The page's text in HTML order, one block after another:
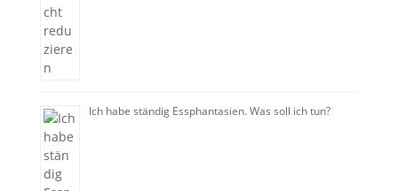
Ich habe ständig Essphantasien. Was soll ich tun?